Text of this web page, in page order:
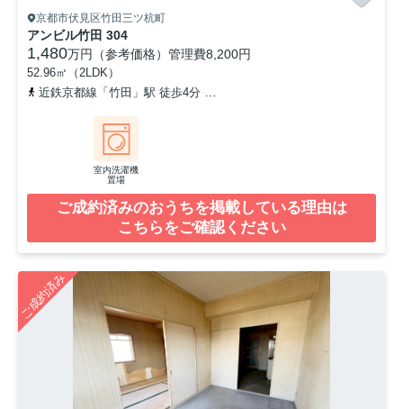
京都市伏見区竹田三ツ杭町
アンビル竹田 304
1,480万円（参考価格） 管理費8,200円
52.96㎡（2LDK）
近鉄京都線「竹田」駅 徒歩4分
室内洗濯機
置場
ご成約済みのおうちを掲載している理由は
こちらをご確認ください
ご成約済み